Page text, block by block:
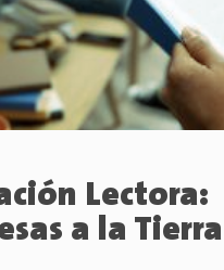
Lectora:
a la Tierra